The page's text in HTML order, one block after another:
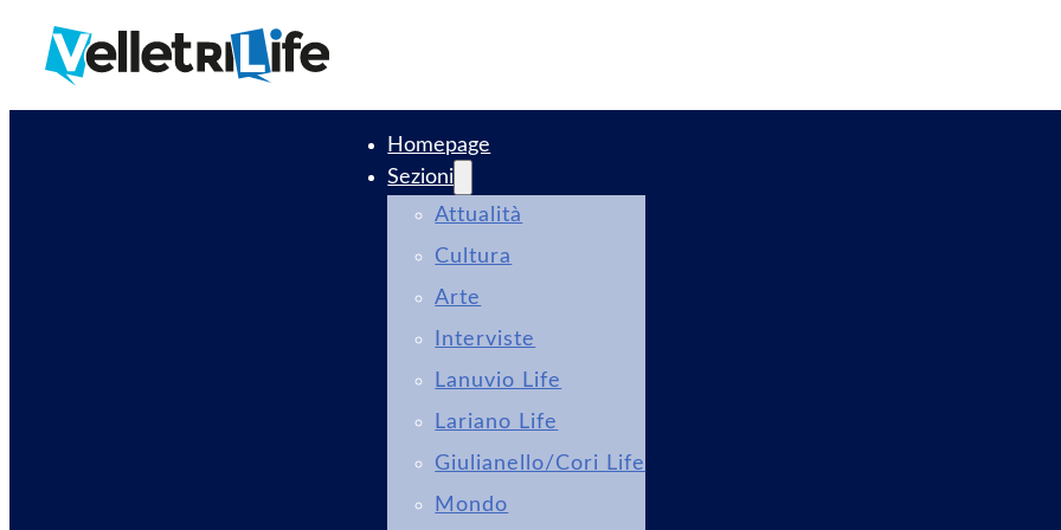
Homepage
Sezioni
Attualità
Cultura
Arte
Interviste
Lanuvio Life
Lariano Life
Giulianello/Cori Life
Mondo